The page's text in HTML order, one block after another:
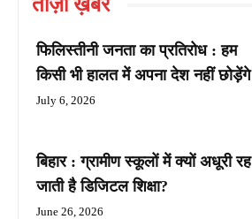
ताज़ा ख़बरें
फिलिस्तीनी जनता का प्रतिरोध : हम
किसी भी हालत में अपना देश नहीं छोड़ेंगे
July 6, 2026
बिहार : ग्रामीण स्कूलों में क्यों अधूरी रह
जाती है डिजिटल शिक्षा?
June 26, 2026